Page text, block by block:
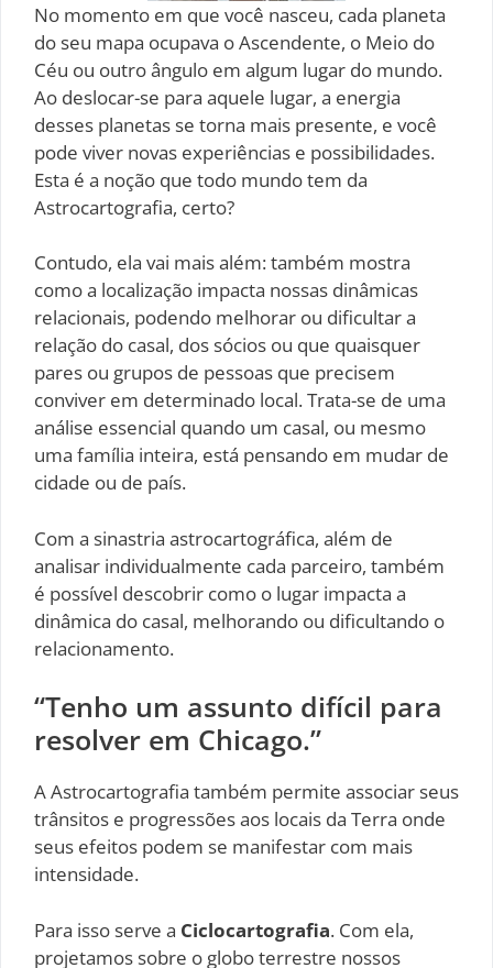
No momento em que você nasceu, cada planeta
do seu mapa ocupava o Ascendente, o Meio do
Céu ou outro ângulo em algum lugar do mundo.
Ao deslocar-se para aquele lugar, a energia
desses planetas se torna mais presente, e você
pode viver novas experiências e possibilidades.
Esta é a noção que todo mundo tem da
Astrocartografia, certo?
Contudo, ela vai mais além: também mostra
como a localização impacta nossas dinâmicas
relacionais, podendo melhorar ou dificultar a
relação do casal, dos sócios ou que quaisquer
pares ou grupos de pessoas que precisem
conviver em determinado local. Trata-se de uma
análise essencial quando um casal, ou mesmo
uma família inteira, está pensando em mudar de
cidade ou de país.
Com a sinastria astrocartográfica, além de
analisar individualmente cada parceiro, também
é possível descobrir como o lugar impacta a
dinâmica do casal, melhorando ou dificultando o
relacionamento.
“Tenho um assunto difícil para
resolver em Chicago.”
A Astrocartografia também permite associar seus
trânsitos e progressões aos locais da Terra onde
seus efeitos podem se manifestar com mais
intensidade.
Para isso serve a Ciclocartografia. Com ela,
projetamos sobre o globo terrestre nossos